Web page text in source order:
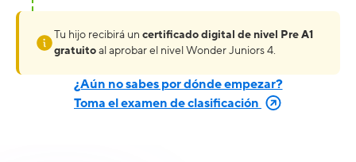
Tu hijo recibirá un certificado digital de nivel Pre A1
gratuitoal aprobar el nivel Wonder Juniors 4.
¿Aún no sabes por dónde empezar?
Toma el examen de clasificación